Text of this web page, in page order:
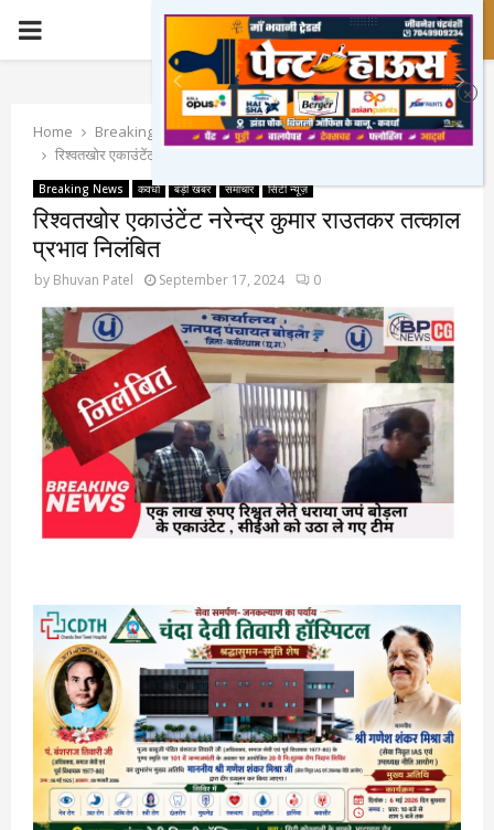
PRIMARY
Home
Breaking News
रिश्वतखोर एकाउंटेंट नरेन्द्र कुमार राउतकर तत्काल प्रभाव निलंबित
Breaking News कवर्धा बड़ी खबर समाचार सिटी न्यूज़
रिश्वतखोर एकाउंटेंट नरेन्द्र कुमार राउतकर तत्काल
प्रभाव निलंबित
by Bhuvan Patel September 17, 2024 0